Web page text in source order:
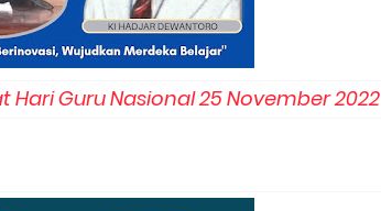
Hari Guru Nasional 25 November 2022